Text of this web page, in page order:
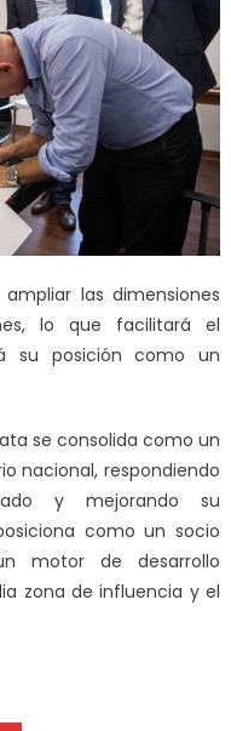
las dimensiones
lo que facilitará el
su posición como un
se consolida como un
nacional, respondiendo
y mejorando su
como un socio
motor de desarrollo
zona de influencia y el